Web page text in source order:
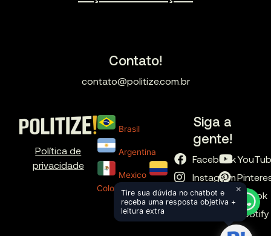
Contato!
contato@politize.com.br
Política de
privacidade
Brasil
Argentina
Mexico
Colombia
Siga a
gente!
Facebook
Instagram
X
TikTok
Spotify
Tire sua dúvida no chatbot e
receba uma resposta objetiva +
leitura extra
×